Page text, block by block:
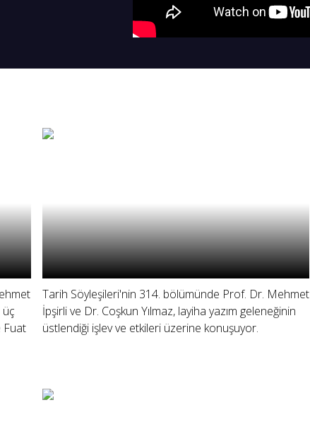
üç
Fuat
Tarih Söyleşileri'nin 314. bölümünde Prof. Dr. Mehmet
İpşirli ve Dr. Coşkun Yılmaz, layiha yazım geleneğinin
üstlendiği işlev ve etkileri üzerine konuşuyor.